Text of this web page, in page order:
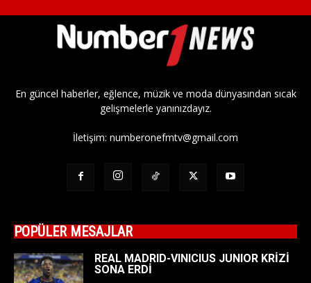
En güncel haberler, eğlence, müzik ve moda dünyasından sıcak
gelişmelerle yanınızdayız.
İletişim: numberonefmtv@gmail.com
POPÜLER MESAJLAR
REAL MADRID-VINICIUS JUNIOR KRİZİ
SONA ERDİ